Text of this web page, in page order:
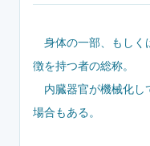
身体の一部、もしく
徴を持つ者の総称。
内臓器官が機械化し
場合もある。